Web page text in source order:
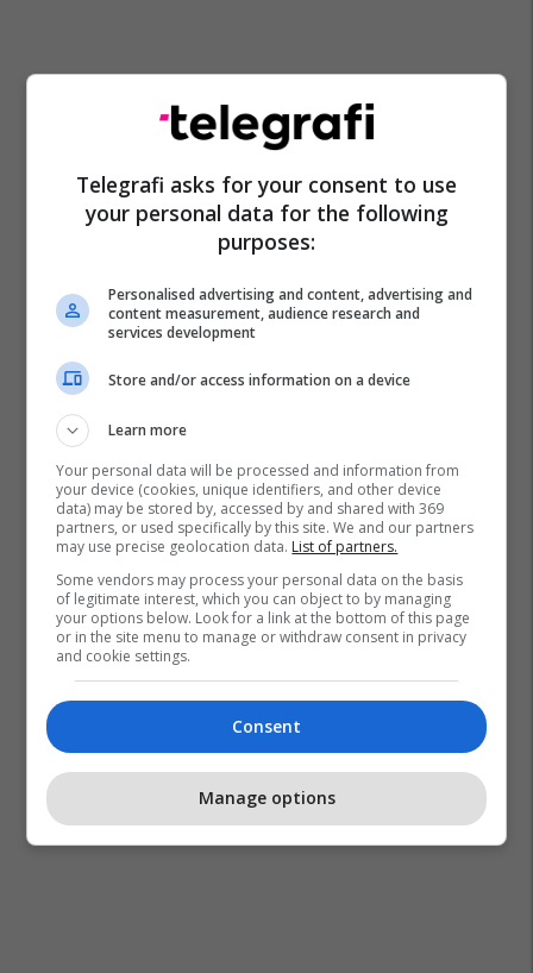
Telegrafi asks for your consent to use
your personal data for the following
purposes:
Personalised advertising and content, advertising and
content measurement, audience research and
services development
Store and/or access information on a device
Learn more
Your personal data will be processed and information from
your device (cookies, unique identifiers, and other device
data) may be stored by, accessed by and shared with 369
partners, or used specifically by this site. We and our partners
may use precise geolocation data. List of partners.
Some vendors may process your personal data on the basis
of legitimate interest, which you can object to by managing
your options below. Look for a link at the bottom of this page
or in the site menu to manage or withdraw consent in privacy
and cookie settings.
Consent
Manage options